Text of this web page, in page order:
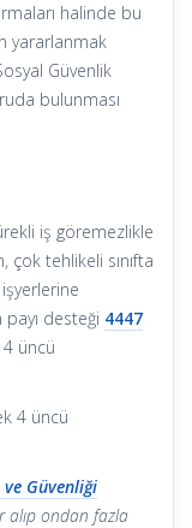
halinde bu
yararlanmak
Güvenlik
bulunması
iş göremezlikle
çok tehlikeli sınıfta
desteği 4447
4 üncü
4 üncü
ve Güvenliği
alıp ondan fazla